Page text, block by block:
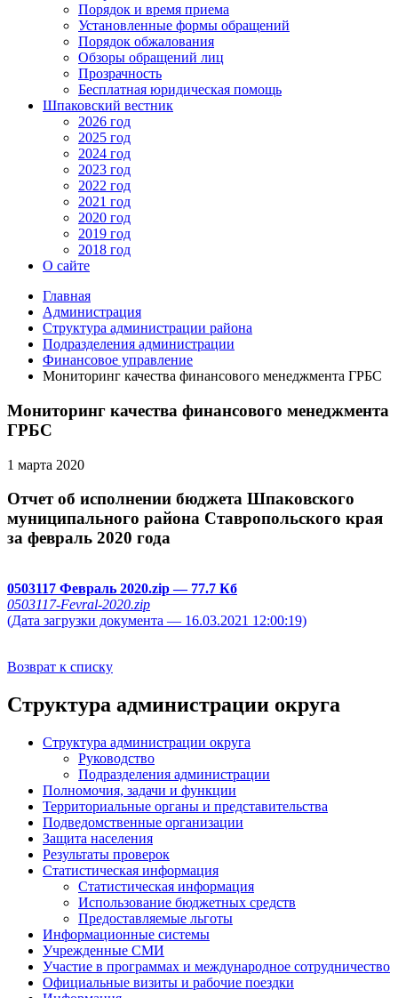
Порядок и время приема
Установленные формы обращений
Порядок обжалования
Обзоры обращений лиц
Прозрачность
Бесплатная юридическая помощь
Шпаковский вестник
2026 год
2025 год
2024 год
2023 год
2022 год
2021 год
2020 год
2019 год
2018 год
О сайте
Главная
Администрация
Структура администрации района
Подразделения администрации
Финансовое управление
Мониторинг качества финансового менеджмента ГРБС
Мониторинг качества финансового менеджмента
ГРБС
1 марта 2020
Отчет об исполнении бюджета Шпаковского
муниципального района Ставропольского края
за февраль 2020 года
0503117 Февраль 2020.zip— 77.7 Кб
0503117-Fevral-2020.zip
(Дата загрузки документа — 16.03.2021 12:00:19)
Возврат к списку
Структура администрации округа
Структура администрации округа
Руководство
Подразделения администрации
Полномочия, задачи и функции
Территориальные органы и представительства
Подведомственные организации
Защита населения
Результаты проверок
Статистическая информация
Статистическая информация
Использование бюджетных средств
Предоставляемые льготы
Информационные системы
Учрежденные СМИ
Участие в программах и международное сотрудничество
Официальные визиты и рабочие поездки